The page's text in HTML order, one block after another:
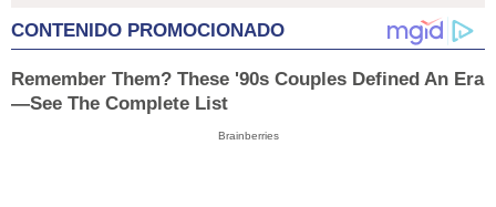
CONTENIDO PROMOCIONADO
Remember Them? These '90s Couples Defined An Era
—See The Complete List
Brainberries